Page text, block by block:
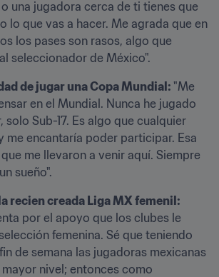
una jugadora cerca de ti tienes que
lo que vas a hacer. Me agrada que en
los pases son rasos, algo que
seleccionador de México".
de jugar una Copa Mundial: "Me
en el Mundial. Nunca he jugado
solo Sub-17. Es algo que cualquier
me encantaría poder participar. Esa
me llevaron a venir aquí. Siempre
sueño".
por el apoyo que los clubes le
femenina. Sé que teniendo
de semana las jugadoras mexicanas
nivel; entonces como